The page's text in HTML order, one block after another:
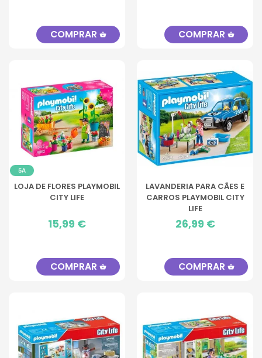
COMPRAR shopping_basket COMPRAR shopping_basket
5A
LOJA DE FLORES PLAYMOBIL
CITY LIFE
Preço
15,99 €
COMPRAR shopping_basket
LAVANDERIA PARA CÃES E
CARROS PLAYMOBIL CITY
LIFE
Preço
26,99 €
COMPRAR shopping_basket